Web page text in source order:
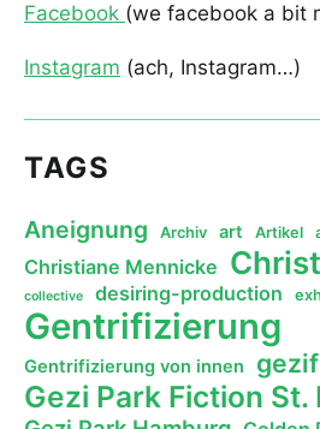
Facebook (we facebook a bit
Instagram (ach, Instagram…)
TAGS
Aneignung Archiv art Artikel
Christiane Mennicke
collective desiring-production
Gentrifizierung
Gentrifizierung von innen
Gezi Park Fiction St.